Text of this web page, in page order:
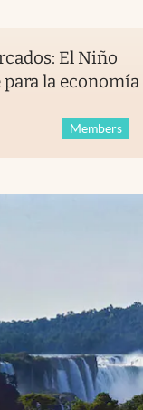
El Niño
la economía
Members